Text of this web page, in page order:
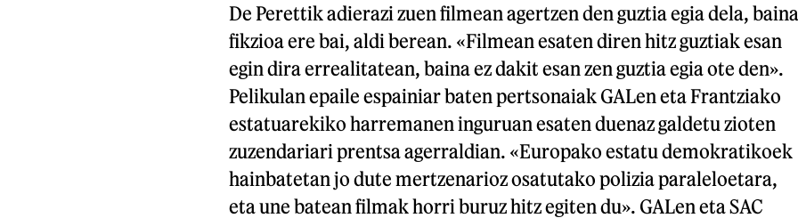
De Perettik adierazi zuen filmean agertzen den guztia egia dela, baina
fikzioa ere bai, aldi berean. «Filmean esaten diren hitz guztiak esan
egin dira errealitatean, baina ez dakit esan zen guztia egia ote den».
Pelikulan epaile espainiar baten pertsonaiak GALen eta Frantziako
estatuarekiko harremanen inguruan esaten duenaz galdetu zioten
zuzendariari prentsa agerraldian. «Europako estatu demokratikoek
hainbatetan jo dute mertzenarioz osatutako polizia paraleloetara,
eta une batean filmak horri buruz hitz egiten du». GALen eta SAC